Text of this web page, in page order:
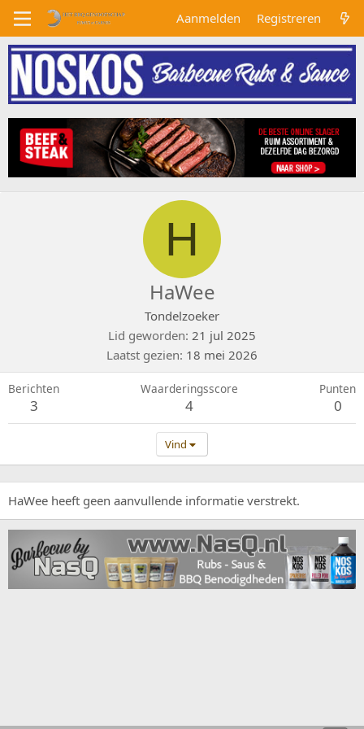
Aanmelden Registreren
H
HaWee
Tondelzoeker
Lid geworden 21 jul 2025
Laatst gezien 18 mei 2026
Berichten
3
Waarderingsscore
4
Punten
0
Vind
HaWee heeft geen aanvullende informatie verstrekt.